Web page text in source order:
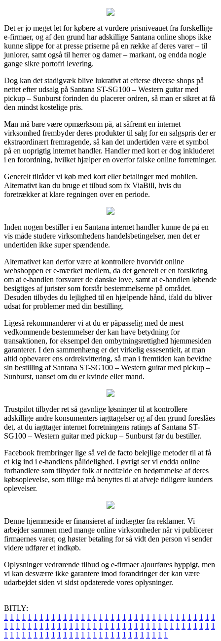
Det er jo meget let for købere at vurdere prisniveauet fra forskellige
e-firmaer, og af den grund har adskillige Santana online shops ikke
kunne slippe for at presse priserne på en række af deres varer – til
juniorer, samt også til herrer og damer – markant, og endda nogle
gange sikre portofri levering.
Dog kan det stadigvæk blive lukrativt at efterse diverse shops på
nettet efter udsalg på Santana ST-SG100 – Western guitar med
pickup – Sunburst forinden du placerer ordren, så man er sikret at få
den mindst kostelige pris.
Man må bare være opmærksom på, at såfremt en internet
virksomhed frembyder deres produkter til salg for en salgspris der er
ekstraordinært fremragende, så kan det undertiden være et symbol
på en uoprigtig internet handler. Handler med kort er dog inkluderet
i en forordning, hvilket hjælper en overfor falske online forretninger.
Generelt tilråder vi køb med kort eller betalinger med mobilen.
Alternativt kan du bruge et tilbud som fx ViaBill, hvis du
foretrækker at klare regningen over en periode.
Inden nogen bestiller i en Santana internet handler kunne de på en
vis måde studere virksomhedens handelsbetingelser, men det er
undertiden ikke super spændende.
Alternativet kan derfor være at kontrollere hvorvidt online
webshoppen er e-mærket medlem, da det generelt er en forsikring
om at e-handlen forsvarer de danske love, samt at e-handlen løbende
besigtiges af jurister som forstår bestemmelserne på området.
Desuden tilbydes du lejlighed til en hjælpende hånd, ifald du bliver
udsat for problemer med din bestilling.
Ligeså rekommanderer vi at du er påpasselig med de mest
vedkommende bestemmelser der kan have betydning for
transaktionen, for eksempel den ombytningsrettighed hjemmesiden
garanterer. I den sammenhæng er det virkelig essesentielt, at man
altid opbevarer ens ordrekvittering, så man i fremtiden kan bevidne
sin bestilling af Santana ST-SG100 – Western guitar med pickup –
Sunburst, uanset om du er kvinde eller mand.
Trustpilot tilbyder ret så gavnlige løsninger til at kontrollere
adskillige andre konsumenters iagttagelser og af den grund foreslåes
det, at du iagttager internet forretningens ratings af Santana ST-
SG100 – Western guitar med pickup – Sunburst før du bestiller.
Facebook frembringer lige så vel de facto belejlige metoder til at få
et kig ind i e-handlens pålidelighed. I øvrigt ser vi endda online
forhandlere som tilbyder folk at nedfælde en bedømmelse af deres
købsoplevelse, som tillige må benyttes til at afveje tidligere kunders
oplevelser.
Denne hjemmeside er finansieret af indtægter fra reklamer. Vi
arbejder sammen med mange online virksomheder når vi publicerer
firmaernes varer, og høster betaling for så vidt den person vi sender
videre udfører et indkøb.
Oplysninger vedrørende tilbud og e-firmaer ajourføres hyppigt, men
vi kan desværre ikke garantere imod forandringer der kan være
udarbejdet siden vi sidst opdaterede vores oplysninger.
BITLY:
1 1 1 1 1 1 1 1 1 1 1 1 1 1 1 1 1 1 1 1 1 1 1 1 1 1 1 1 1 1 1 1 1 1 1 1
1 1 1 1 1 1 1 1 1 1 1 1 1 1 1 1 1 1 1 1 1 1 1 1 1 1 1 1 1 1 1 1 1 1 1 1
1 1 1 1 1 1 1 1 1 1 1 1 1 1 1 1 1 1 1 1 1 1 1 1 1 1 1 1